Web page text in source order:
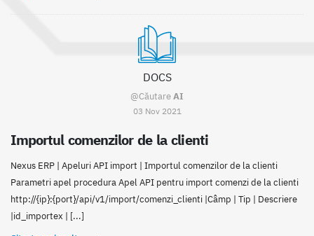
DOCS
@CăutareAI
03 Nov 2021
Importul comenzilor de la clienti
Nexus ERP | Apeluri API import | Importul comenzilor de la clienti
Parametri apel procedura Apel API pentru import comenzi de la clienti
http://{ip}:{port}/api/v1/import/comenzi_clienti |Câmp | Tip | Descriere
|id_importex | [...]